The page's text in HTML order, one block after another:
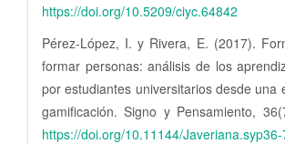
https://doi.org/10.5209/ciyc.64842
Pérez-López, I. y Rivera, E. (2017).
formar personas: análisis de los
por estudiantes universitarios desde una
gamificación. Signo y Pensamiento,
https://doi.org/10.11144/